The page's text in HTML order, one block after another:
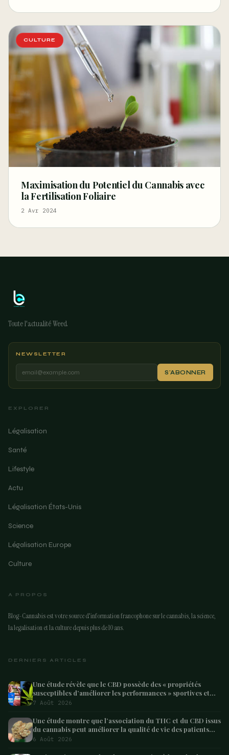
CULTURE
Maximisation du Potentiel du Cannabis avec
la Fertilisation Foliaire
2 Avr 2024
Toute l'actualité Weed
NEWSLETTER
S'ABONNER
EXPLORER
Légalisation
Santé
Lifestyle
Actu
Légalisation États-Unis
Science
Légalisation Europe
Culture
A PROPOS
Blog-Cannabis est votre source d'information francophone sur le cannabis, la science,
la legalisation et la culture depuis plus de 10 ans.
DERNIERS ARTICLES
Une étude révèle que le CBD possède des « propriétés
susceptibles d’améliorer les performances » sportives et
pourrait aider les athlètes à récupérer après l’effort
7 Août 2026
Une étude montre que l’association du THC et du CBD issus
du cannabis peut améliorer la qualité de vie des patients
atteints de démence – Marijuana Moment
6 Août 2026